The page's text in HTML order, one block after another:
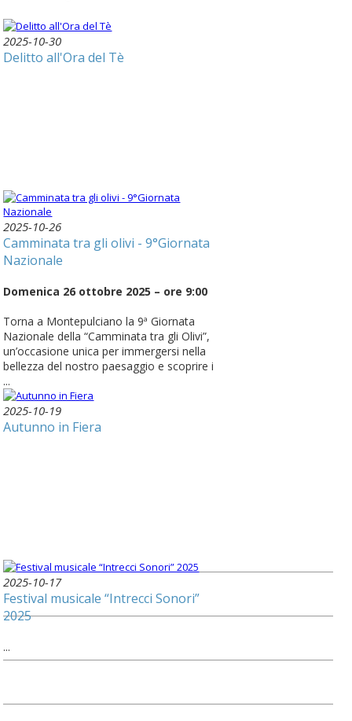
2025-10-30
Delitto all'Ora del Tè
2025-10-26
Camminata tra gli olivi - 9°Giornata
Nazionale
Domenica 26 ottobre 2025 – ore 9:00
Torna a Montepulciano la 9ª Giornata
Nazionale della “Camminata tra gli Olivi”,
un’occasione unica per immergersi nella
bellezza del nostro paesaggio e scoprire i
...
2025-10-19
Autunno in Fiera
2025-10-17
Festival musicale “Intrecci Sonori”
2025
...